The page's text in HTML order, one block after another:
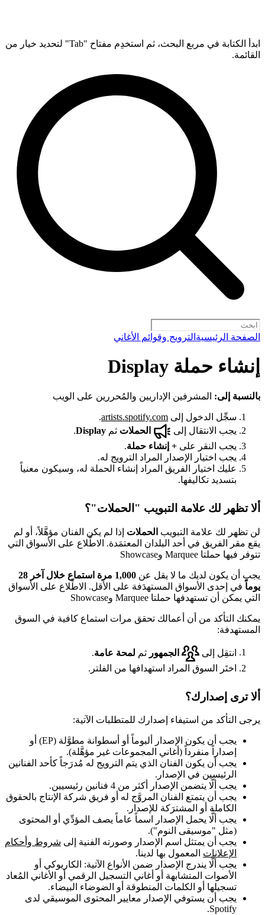
ابدأ الكتابة في مربع البحث، ثم استخدِم مفتاح "Tab" لتحديد خيار من
القائمة.
الصفحة الرئيسية الترويج وقوائم الأغاني
إنشاء حملة Display
بالنسبة إلى: المشرفين الإداريين والمُحررين على الويب
سجِّل الدخول إلى artists.spotify.com
.
يجب الانتقال إلى
الحملات ثم Display
.
يجب النقر على + إنشاء حملة.
يجب اختيار الإصدار المراد الترويج له.
عليك اختيار الفريق المراد إنشاء الحملة له، وسيكون معنياً
بتسديد تكاليفها.
ألا تظهر لك علامة التبويب "الحملات"؟
لن تظهر لك علامة التبويب الحملات إذا لم يكن الفنان مؤهَّلاً، أو لم
يقع مقر الفريق في أحد البلدان المعتمَدة. الاطِّلاع على الأسواق التي
تتوفر فيها حملتا Marquee وShowcase
يجب أن يكون لديك ما لا يقل عن
1,000 مرة استماع خلال آخر 28
يوماً في إحدى الأسواق المستهدَفة على الأقل. الاطِّلاع على الأسواق
التي يمكن أن تستهدفها حملتا Marquee وShowcase
يمكنك التأكد من أن أعمالك تحقق مرات استماع كافية في السوق
المستهدفة:
انتقِل إلى الجمهور ثم لمحة عامة
اختَر السوق المراد استهدافها من الفلتر.
ألا ترى إصدارك؟
يرجى التأكد من استيفاء إصدارك للمتطلبات الآتية:
يجب أن يكون الإصدار ألبوماً أو أسطوانة مطوَّلة (EP) أو
إصداراً منفرداً (أغاني المجموعات غير مؤهَّلة).
يجب أن يكون الفنان الذي يتم الترويج له مُدرَجاً كأحد الفنانين
الرئيسين في الإصدار.
يجب ألَّا يتضمن الإصدار أكثر من 4 فنانين رئيسيين.
يجب أن يتمتع الفنان المروَّج له أو فريق شركة الإنتاج بالحقوق
الكاملة أو المشترَكة للإصدار.
يجب ألَّا يحمل الإصدار اسماً عاماً يصف المؤدِّي أو المحتوى
(مثل "موسيقى النوم").
يجب أن يمتثل اسم الإصدار وصورته الفنية إلى شروط وأحكام
الإعلانات المعمول بها لدينا.
يجب ألَّا يندرج الإصدار ضمن الأنواع الآتية: الكاريوكي أو
الأصوات المتشابهة أو أغاني التسجيل الرقمي أو الأغاني المُعاد
تسجيلها أو الكلمات المنطوقة أو الضوضاء البيضاء.
يجب أن يستوفي الإصدار معايير المحتوى الموسيقي لدى
Spotify.